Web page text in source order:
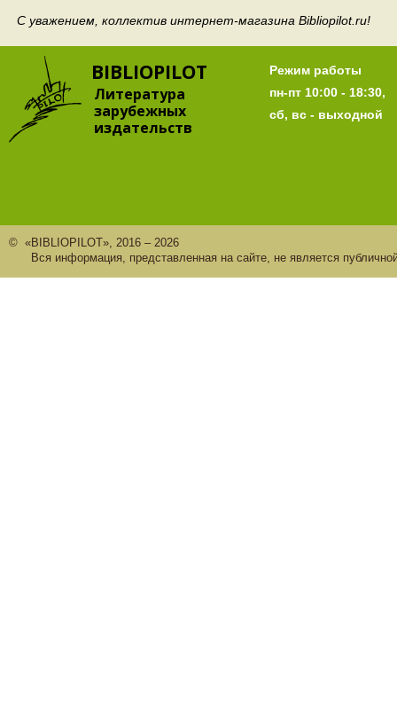
С уважением, коллектив интернет-магазина Bibliopilot.ru!
BIBLIOPILOT
Литература
зарубежных
издательств
Режим работы
пн-пт 10:00 - 18:30,
сб, вс - выходной
© «BIBLIOPILOT», 2016 – 2026
Вся информация, представленная на сайте, не является